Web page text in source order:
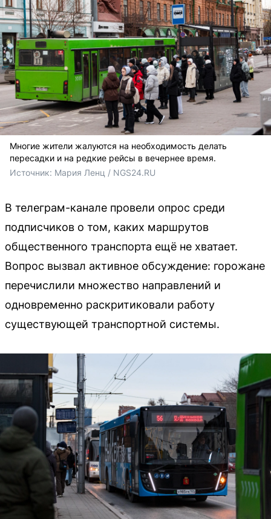
Многие жители жалуются на необходимость делать
пересадки и на редкие рейсы в вечернее время.
Источник: Мария Ленц / NGS24.RU
В телеграм-канале провели опрос среди
подписчиков о том, каких маршрутов
общественного транспорта ещё не хватает.
Вопрос вызвал активное обсуждение: горожане
перечислили множество направлений и
одновременно раскритиковали работу
существующей транспортной системы.